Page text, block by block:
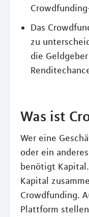
Das
zu
die
Was ist
Wer eine
oder ein
benötigt
Kapital
Crowdfunding.
Plattform